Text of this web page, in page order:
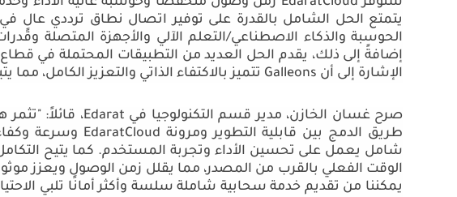
يتمتع الحل الشامل بالقدرة على توفير اتصال نطاق ترددي عالٍ
الحوسبة والذكاء الاصطناعي/التعلم الآلي والأجهزة المتصلة
إضافةً إلى ذلك، يقدم الحل العديد من التطبيقات المحتملة في قطاع
الإشارة إلى أن Galleons تتميز بالاكتفاء الذاتي والتعزيز الكامل،
صرح غسان الخازن، مدير قسم التكنولوجيا في Edarat، قائلاً:
طريق الدمج بين قابلية التطوير ومرونة EdaratCloud وسرعة
شامل يعمل على تحسين الأداء وتجربة المستخدم. كما يتيح
الوقت الفعلي بالقرب من المصدر، مما يقلل زمن الوصول ويعزز
يمكننا من تقديم خدمة سحابية شاملة سلسة وأكثر أمانًا تلبي